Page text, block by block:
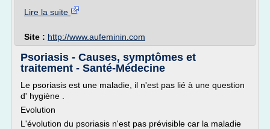
Lire la suite
Site : http://www.aufeminin.com
Psoriasis - Causes, symptômes et
traitement - Santé-Médecine
Le psoriasis est une maladie, il n'est pas lié à une question
d' hygiène .
Evolution
L'évolution du psoriasis n'est pas prévisible car la maladie